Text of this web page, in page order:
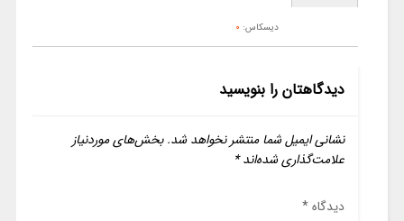
دیسکاس: 0
دیدگاهتان را بنویسید
نشانی ایمیل شما منتشر نخواهد شد. بخش‌های موردنیاز
علامت‌گذاری شده‌اند*
دیدگاه*